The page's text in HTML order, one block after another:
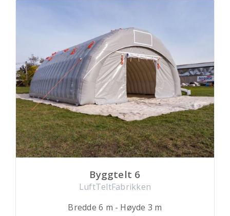
Byggtelt 6
LuftTeltFabrikken
Bredde 6 m - Høyde 3 m